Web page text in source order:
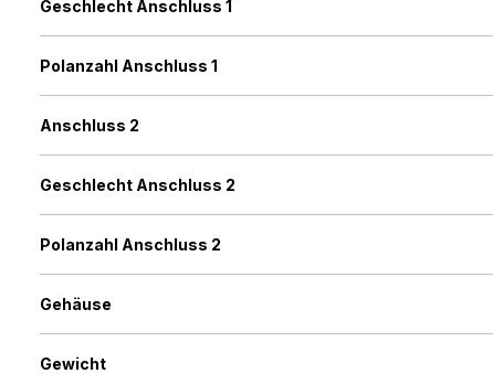
Geschlecht Anschluss 1
Polanzahl Anschluss 1
Anschluss 2
Geschlecht Anschluss 2
Polanzahl Anschluss 2
Gehäuse
Gewicht